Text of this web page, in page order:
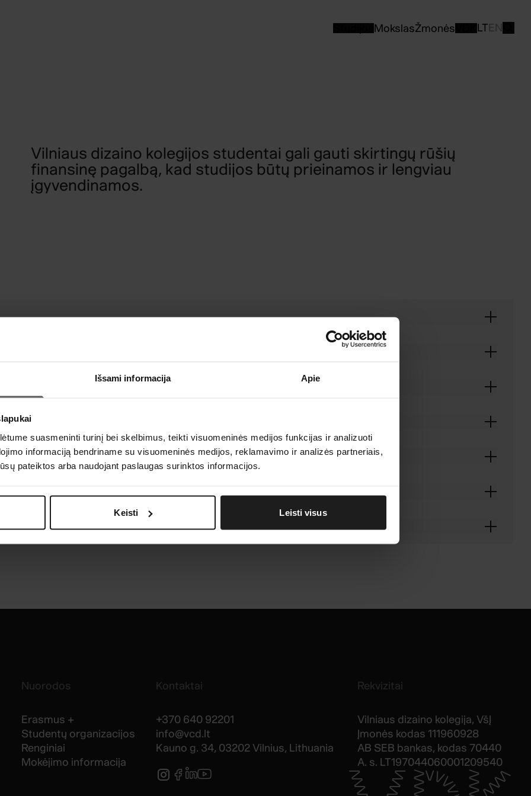
Išsami informacija Apie
suasmeninti turinį bei skelbimus, teikti visuomeninės medijos funkcijas ir analizuoti
informaciją bendriname su visuomeninės medijos, reklamavimo ir analizės partneriais,
pateiktos arba naudojant paslaugas surinktos informacijos.
Keisti Leisti visus
MokslasŽmonės LTEN
Vilniaus dizaino kolegijos studentai gali gauti skirtingų rūšių
finansinę pagalbą, kad studijos būtų prieinamos ir lengviau
įgyvendinamos.
BPO pasirenkant „valstybės
gali pretenduoti į
studijų rezultatus.
ar vienkartinių išmokų, jei atitinki
arba jos dalį (iki studijų
mėnesį iki tam tikros sumos per
Nuorodos
Erasmus +
Studentų organizacijos
Renginiai
Mokėjimo informacija
Kontaktai
+370 640 92201
info@vcd.lt
Kauno g. 34, 03202 Vilnius, Lithuania
Rekvizitai
Vilniaus dizaino kolegija, VšĮ
Įmonės kodas 111960928
AB SEB bankas, kodas 70440
A. s. LT197044060001209540